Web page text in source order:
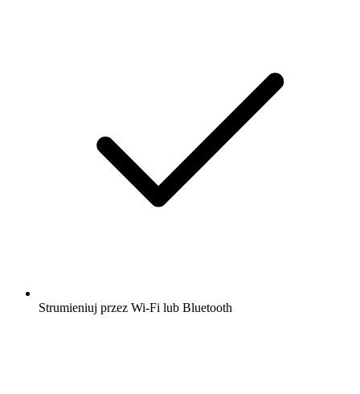
Strumieniuj przez Wi-Fi lub Bluetooth